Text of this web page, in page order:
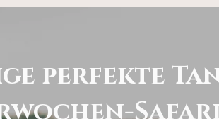
perfekte